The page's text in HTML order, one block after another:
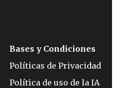
Bases y Condiciones
Políticas de Privacidad
Política de uso de la IA